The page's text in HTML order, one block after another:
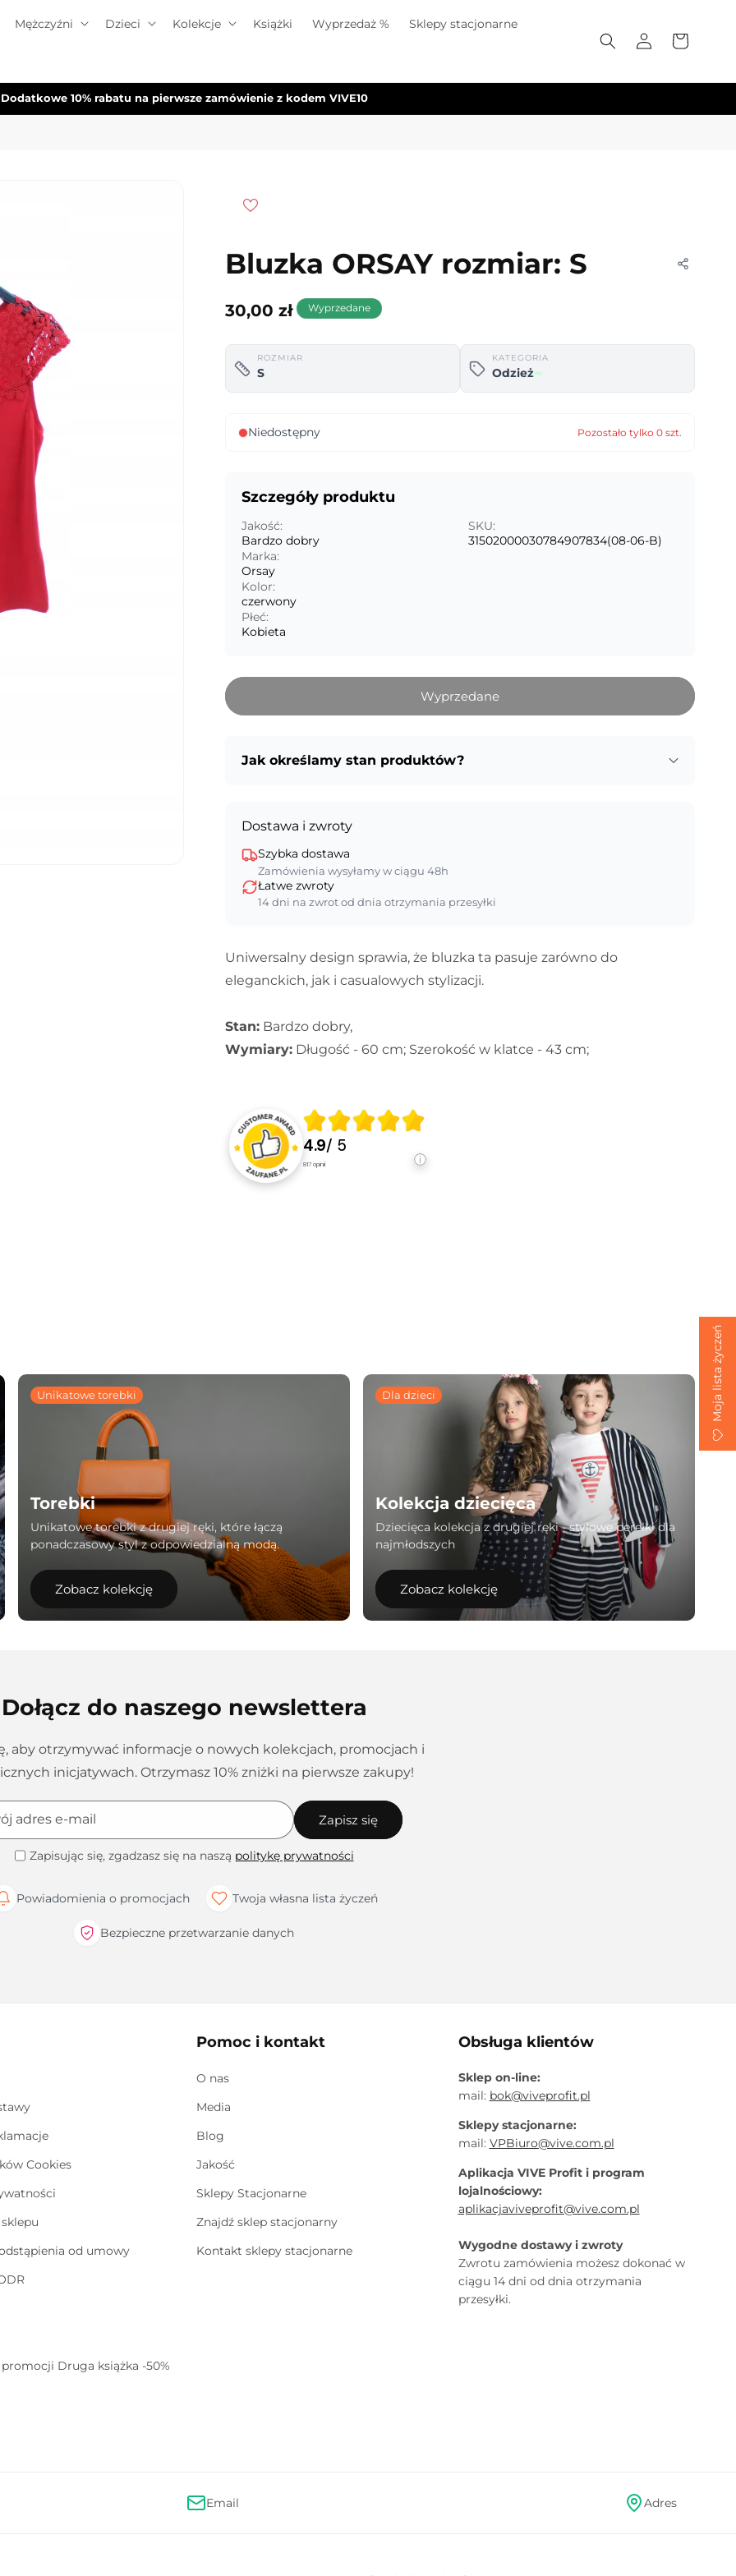
Mężczyźni Dzieci Kolekcje Książki Wyprzedaż % Sklepy stacjonarne
Zaloguj
się
Koszyk
Dodatkowe 10% rabatu na pierwsze zamówienie z kodem VIVE10
Bluzka ORSAY rozmiar: S
Cena
30,00 zł Wyprzedane
ROZMIAR
S
KATEGORIA
Odzież
Niedostępny Pozostało tylko 0 szt.
Szczegóły produktu
Jakość:
Bardzo dobry
Marka:
Orsay
Kolor:
czerwony
Płeć:
Kobieta
SKU:
31502000030784907834(08-06-B)
Wyprzedane
Jak określamy stan produktów?
Dostawa i zwroty
Szybka dostawa
Zamówienia wysyłamy w ciągu 48h
Łatwe zwroty
14 dni na zwrot od dnia otrzymania przesyłki
Uniwersalny design sprawia, że bluzka ta pasuje zarówno do
eleganckich, jak i casualowych stylizacji.
Stan: Bardzo dobry,
Wymiary: Długość - 60 cm; Szerokość w klatce - 43 cm;
4.9/ 5
817 opinii
Unikatowe torebki
Torebki
Unikatowe torebki z drugiej ręki, które łączą
ponadczasowy styl z odpowiedzialną modą.
Zobacz kolekcję
Dla dzieci
Kolekcja dziecięca
Dziecięca kolekcja z drugiej ręki - stylowe perełki dla
najmłodszych
Zobacz kolekcję
Dołącz do naszego newslettera
aby otrzymywać informacje o nowych kolekcjach, promocjach i
inicjatywach. Otrzymasz 10% zniżki na pierwsze zakupy!
adres e-mail Zapisz się
Zapisując się, zgadzasz się na naszą politykę prywatności
Powiadomienia o promocjach Twoja własna lista życzeń
Bezpieczne przetwarzanie danych
Cookies
od umowy
Druga książka -50%
Pomoc i kontakt
O nas
Media
Blog
Jakość
Sklepy Stacjonarne
Znajdź sklep stacjonarny
Kontakt sklepy stacjonarne
Obsługa klientów
Sklep on-line:
mail: bok@viveprofit.pl
Sklepy stacjonarne:
mail: VPBiuro@vive.com.pl
Aplikacja VIVE Profit i program
lojalnościowy:
aplikacjaviveprofit@vive.com.pl
Wygodne dostawy i zwroty
Zwrotu zamówienia możesz dokonać w
ciągu 14 dni od dnia otrzymania
przesyłki.
Email Adres
Moja lista życzeń